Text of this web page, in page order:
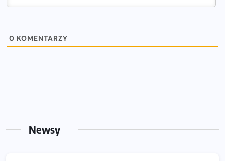
0 KOMENTARZY
Newsy